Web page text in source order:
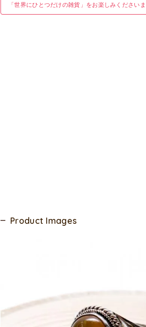
「世界にひとつだけの雑貨」をお楽しみくださいま
Product Images